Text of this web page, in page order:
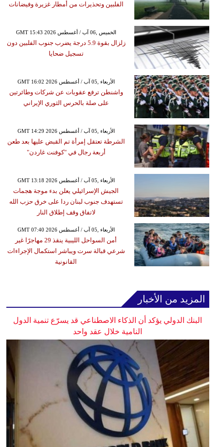
الفلبين وتحذيرات من أمطار غزيرة وفيضانات
GMT 15:43 2026 الخميس ,06 آب / أغسطس
زلزال بقوة 5.9 درجة يضرب جنوب الفلبين دون
تسجيل ضحايا
GMT 16:02 2026 الأربعاء ,05 آب / أغسطس
واشنطن ترفع عقوبات عن شركات وطائرتين
على صلة بالحرس الثوري الإيراني
GMT 14:29 2026 الأربعاء ,05 آب / أغسطس
الشرطة تعتقل إمرأة تم القبض عليها بعد طعن
أربعة رجال في "كوفنت غاردن"
GMT 13:18 2026 الأربعاء ,05 آب / أغسطس
الجيش الإسرائيلي يعلن بدء موجة هجمات
تستهدف جنوب لبنان ردا على خرق حزب الله
لاتفاق وقف إطلاق النار
GMT 07:40 2026 الأربعاء ,05 آب / أغسطس
أمن السواحل الليبية ينقذ 29 مهاجرًا غير
شرعي قبالة سرت ويباشر استكمال الإجراءات
القانونية
المزيد من الأخبار
البنك الدولي يؤكد أن الذكاء الاصطناعي قد يسرّع تنمية الدول
النامية خلال عقد واحد